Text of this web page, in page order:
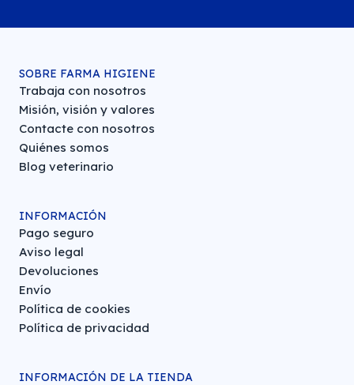
SOBRE FARMA HIGIENE
Trabaja con nosotros
Misión, visión y valores
Contacte con nosotros
Quiénes somos
Blog veterinario
INFORMACIÓN
Pago seguro
Aviso legal
Devoluciones
Envío
Política de cookies
Política de privacidad
INFORMACIÓN DE LA TIENDA